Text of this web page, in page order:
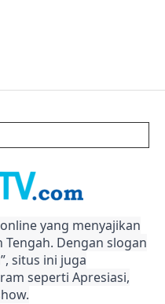
yang menyajikan
Dengan slogan
situs ini juga
seperti Apresiasi,